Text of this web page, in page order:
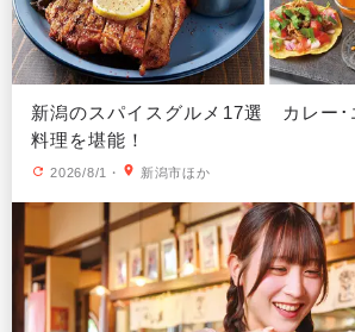
新潟のスパイスグルメ17選 カレー･
料理を堪能！
2026/8/1 ・ 新潟市ほか